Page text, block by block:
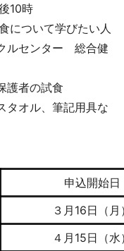
10時
いて学びたい人
センター 総合健
者の試食
オル、筆記用具な
申込開始日
３月16日（月
４月15日（水